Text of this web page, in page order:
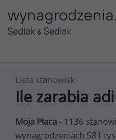
Lista stanowisk
Ile zarabia
Moja Płaca - 1136
wynagrodzeniach 581